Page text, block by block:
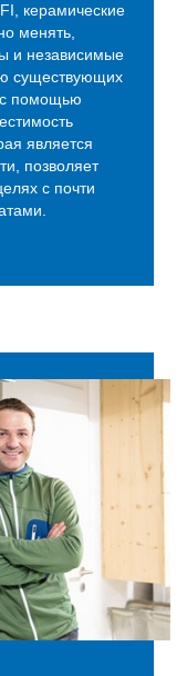
керамические
менять,
и независимые
существующих
с помощью
является
позволяет
с почти